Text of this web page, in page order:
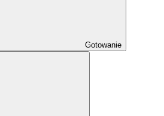
Gotowanie